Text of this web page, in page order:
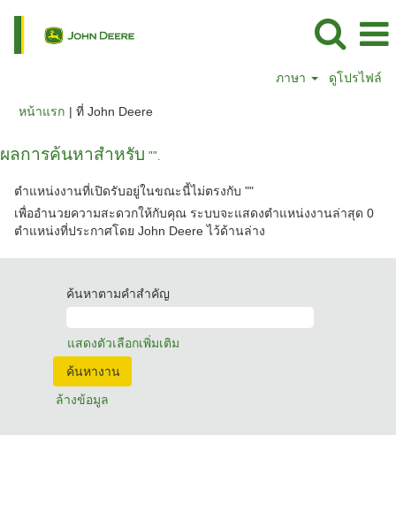
ภาษา ดูโปรไฟล์
หน้าแรก | ที่ John Deere(หน้า
ผลการค้นหาสำหรับ "".
ตำแหน่งงานที่เปิดรับอยู่ในขณะนี้ไม่ตรงกับ ""
เพื่ออำนวยความสะดวกให้กับคุณ ระบบจะแสดงตำแหน่งงานล่าสุด 0
ตำแหน่งที่ประกาศโดย John Deere ไว้ด้านล่าง
ค้นหาตามคำสำคัญ
แสดงตัวเลือกเพิ่มเติม
ล้างข้อมูล